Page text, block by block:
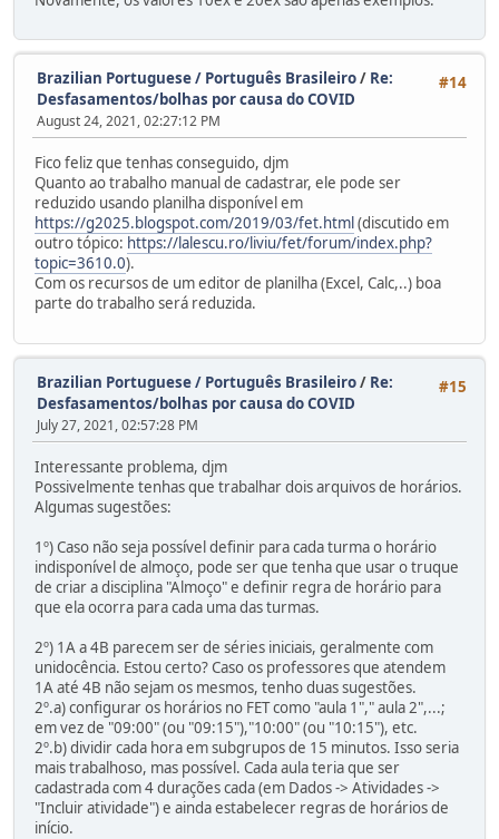
#14
Brazilian Portuguese / Português Brasileiro/ Re:
Desfasamentos/bolhas por causa do COVID
August 24, 2021, 02:27:12 PM
Fico feliz que tenhas conseguido, djm
Quanto ao trabalho manual de cadastrar, ele pode ser
reduzido usando planilha disponível em
https://g2025.blogspot.com/2019/03/fet.html(discutido em
outro tópico: https://lalescu.ro/liviu/fet/forum/index.php?
topic=3610.0).
Com os recursos de um editor de planilha (Excel, Calc,..) boa
parte do trabalho será reduzida.
#15
Brazilian Portuguese / Português Brasileiro/ Re:
Desfasamentos/bolhas por causa do COVID
July 27, 2021, 02:57:28 PM
Interessante problema, djm
Possivelmente tenhas que trabalhar dois arquivos de horários.
Algumas sugestões:
1º) Caso não seja possível definir para cada turma o horário
indisponível de almoço, pode ser que tenha que usar o truque
de criar a disciplina "Almoço" e definir regra de horário para
que ela ocorra para cada uma das turmas.
2º) 1A a 4B parecem ser de séries iniciais, geralmente com
unidocência. Estou certo? Caso os professores que atendem
1A até 4B não sejam os mesmos, tenho duas sugestões.
2º.a) configurar os horários no FET como "aula 1"," aula 2",...;
em vez de "09:00" (ou "09:15"),"10:00" (ou "10:15"), etc.
2º.b) dividir cada hora em subgrupos de 15 minutos. Isso seria
mais trabalhoso, mas possível. Cada aula teria que ser
cadastrada com 4 durações cada (em Dados -> Atividades ->
"Incluir atividade") e ainda estabelecer regras de horários de
início.